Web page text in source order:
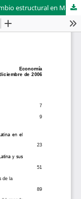
El papel de las ideas y las políticas en el cambio estructural en México (1982–2005): un balance preliminar